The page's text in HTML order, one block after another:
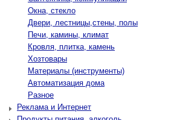
Окна, стекло
Двери, лестницы,стены, полы
Печи, камины, климат
Кровля, плитка, камень
Хозтовары
Материалы (инструменты)
Автоматизация дома
Разное
Реклама и Интернет